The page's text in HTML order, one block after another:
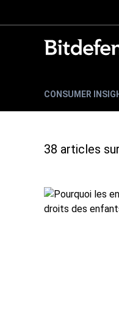
CONSUMER
38 articles sur